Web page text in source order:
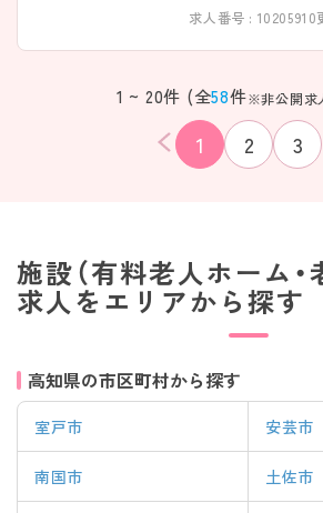
クリア
求人番号 : 10205910
1 ~ 20件 (全58件※非公開求
1 2 3
施設（有料老人ホーム・
求人をエリアから探す
高知県の市区町村から探す
室戸市 安芸市
南国市 土佐市